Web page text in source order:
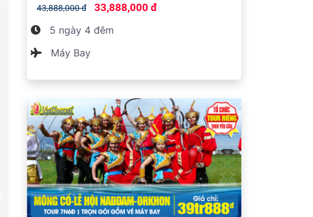
43,888,000 đ 33,888,000 đ
5 ngày 4 đêm
Máy Bay